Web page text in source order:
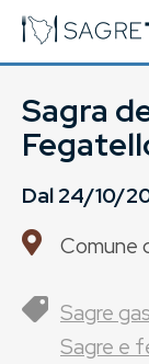
Sagra
Dal24/10/
Comune
Sagre
Sagre e